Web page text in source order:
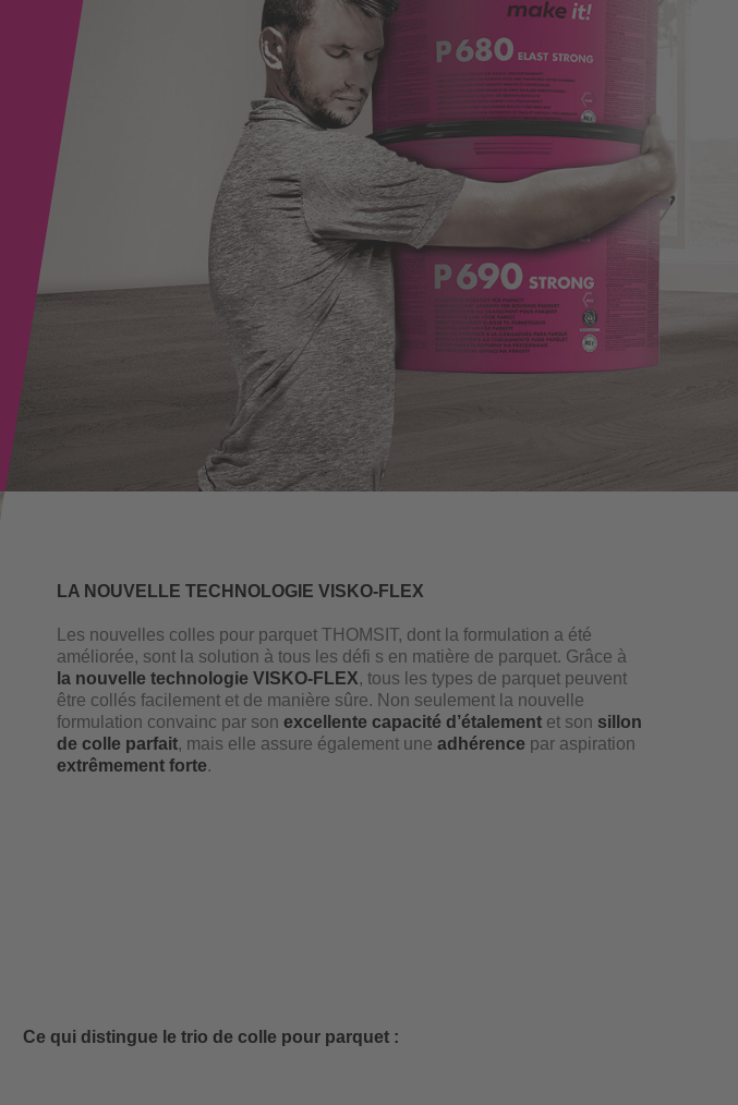
LA NOUVELLE TECHNOLOGIE VISKO-FLEX
Les nouvelles colles pour parquet THOMSIT, dont la formulation a été
améliorée, sont la solution à tous les défi s en matière de parquet. Grâce à
la nouvelle technologie VISKO-FLEX, tous les types de parquet peuvent
être collés facilement et de manière sûre. Non seulement la nouvelle
formulation convainc par son excellente capacité d’étalementet son sillon
de colle parfait, mais elle assure également une adhérence par aspiration
extrêmement forte.
Ce qui distingue le trio de colle pour parquet :